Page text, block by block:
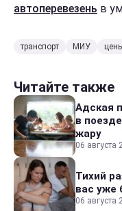
автоперевезень в
транспорт МИУ
Читайте также
Адская
в
жару
06 августа
Тихий
вас уже
06 августа